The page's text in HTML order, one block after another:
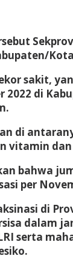
sakit,
2022 di
di
vitamin
bahwa
per
di
dalam
serta